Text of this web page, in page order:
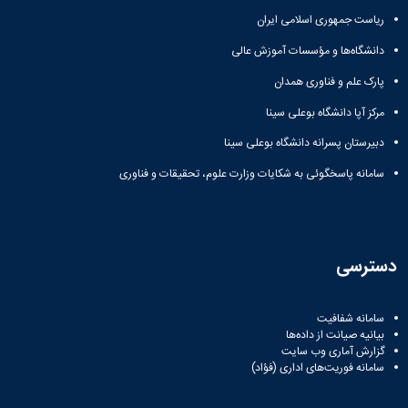
معظم
تماس
دانشگاه
روابط
آدرس
دانشکده‌ها
شماره
آموزش
کارکنان
سایر
آموزشی
نظامنامه
اخلاق
آموزش
دانش‌آموختگان
باستان
شناسی
آزمایشگاه
هوش
و
بینایی
ژئوماتیک
مرکز
پایان
نامه
و
رساله
حسابداری
رزن
غذایی
بهار
مجتمع
آموزش
فاطمیه
چمن
سالن‌های
ورزشی
تفریحی-
باغ
دانشگاه
موزه
تاریخ
دانشگاه
(محمد)
ریاست جمهوری اسلامی ایران
دانشگاه‌ها و مؤسسات آموزش عالی
پارک علم و فناوری همدان
مرکز آپا دانشگاه بوعلی سینا
دبیرستان پسرانه دانشگاه بوعلی سینا
سامانه پاسخگوئی به شکایات وزارت علوم، تحقیقات و فناوری
دسترسی
سامانه شفافیت
بیانیه صیانت از داده‌ها
گزارش آماری وب‌ سایت
سامانه فوریت‌های اداری (فؤاد)